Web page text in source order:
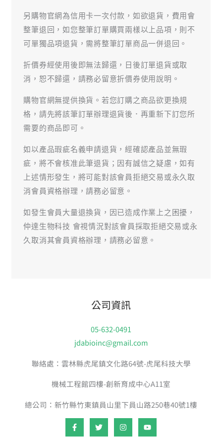
另購物官網為信用卡一次付款，如欲退貨，費用會
整筆退回，如您整筆訂單購買兩樣以上品項，則不
可單獨品項退貨，需將整筆訂單商品一併退回。
折價券經使用後即無法歸還，日後訂單退貨或取
消，恕不歸還，請務必留意折價券使用說明。
購物官網無提供換貨。若您訂購之商品欲更換規
格，請先將該筆訂單辦理退貨後．再重新下訂您所
需要的商品即可。
如以產品瑕疵名義申請退貨，經確認產品並無瑕
疵，將不會核准此筆退貨；因有誠信之疑慮，如有
上述情形發生，將可能對該會員拒絕交易或永久取
消會員資格辦理，請務必留意。
如發生會員大量退換貨，因已造成作業上之困擾，
仲達生物科技 會視情況對該會員採取拒絕交易或永
久取消其會員資格辦理，請務必留意。
公司資訊
05-632-0491
jdabioinc@gmail.com
聯絡處：雲林縣虎尾鎮文化路64號-虎尾科技大學
機械工程館四樓-創新育成中心A11室
總公司：新竹縣竹東鎮員山里下員山路250巷40號1樓